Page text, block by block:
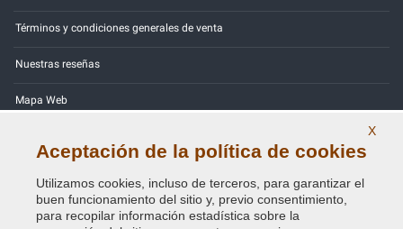
Términos y condiciones generales de venta
Nuestras reseñas
Mapa Web
Política de Privacidad - RGPD
X
Aceptación de la política de cookies
Utilizamos cookies, incluso de terceros, para garantizar el
buen funcionamiento del sitio y, previo consentimiento,
para recopilar información estadística sobre la